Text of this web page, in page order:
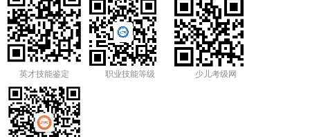
英才技能鉴定 职业技能等级 少儿考级网